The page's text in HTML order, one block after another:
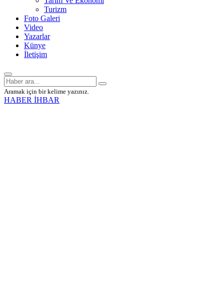
Turizm
Foto Galeri
Video
Yazarlar
Künye
İletişim
Aramak için bir kelime yazınız.
HABER İHBAR